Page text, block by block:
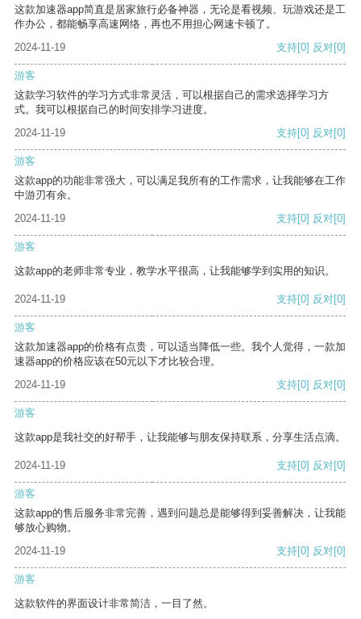
这款加速器app简直是居家旅行必备神器，无论是看视频、玩游戏还是工
作办公，都能畅享高速网络，再也不用担心网速卡顿了。
2024-11-19
支持[0] 反对[0]
游客
这款学习软件的学习方式非常灵活，可以根据自己的需求选择学习方
式。我可以根据自己的时间安排学习进度。
2024-11-19
支持[0] 反对[0]
游客
这款app的功能非常强大，可以满足我所有的工作需求，让我能够在工作
中游刃有余。
2024-11-19
支持[0] 反对[0]
游客
这款app的老师非常专业，教学水平很高，让我能够学到实用的知识。
2024-11-19 支持[0] 反对[0]
游客
这款加速器app的价格有点贵，可以适当降低一些。我个人觉得，一款加
速器app的价格应该在50元以下才比较合理。
2024-11-19
支持[0] 反对[0]
游客
这款app是我社交的好帮手，让我能够与朋友保持联系，分享生活点滴。
2024-11-19 支持[0] 反对[0]
游客
这款app的售后服务非常完善，遇到问题总是能够得到妥善解决，让我能
够放心购物。
2024-11-19
支持[0] 反对[0]
游客
这款软件的界面设计非常简洁，一目了然。